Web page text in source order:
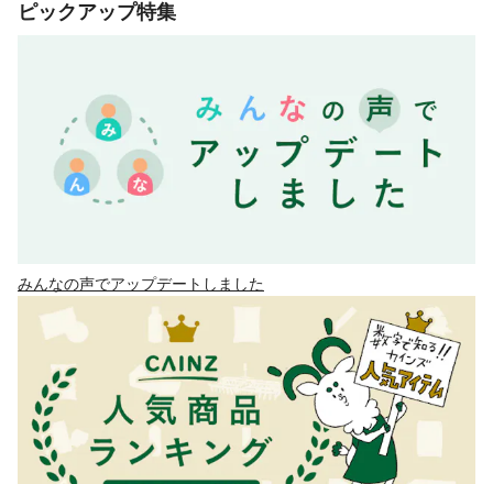
ピックアップ特集
みんなの声でアップデートしました